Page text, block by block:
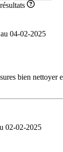
04-02-2025
bien nettoyer
02-02-2025